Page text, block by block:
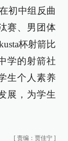
初中组反曲
赛、男团体
杯射箭比
学的射箭社
生个人素养
展，为学生
[ 责编：贾佳宁 ]